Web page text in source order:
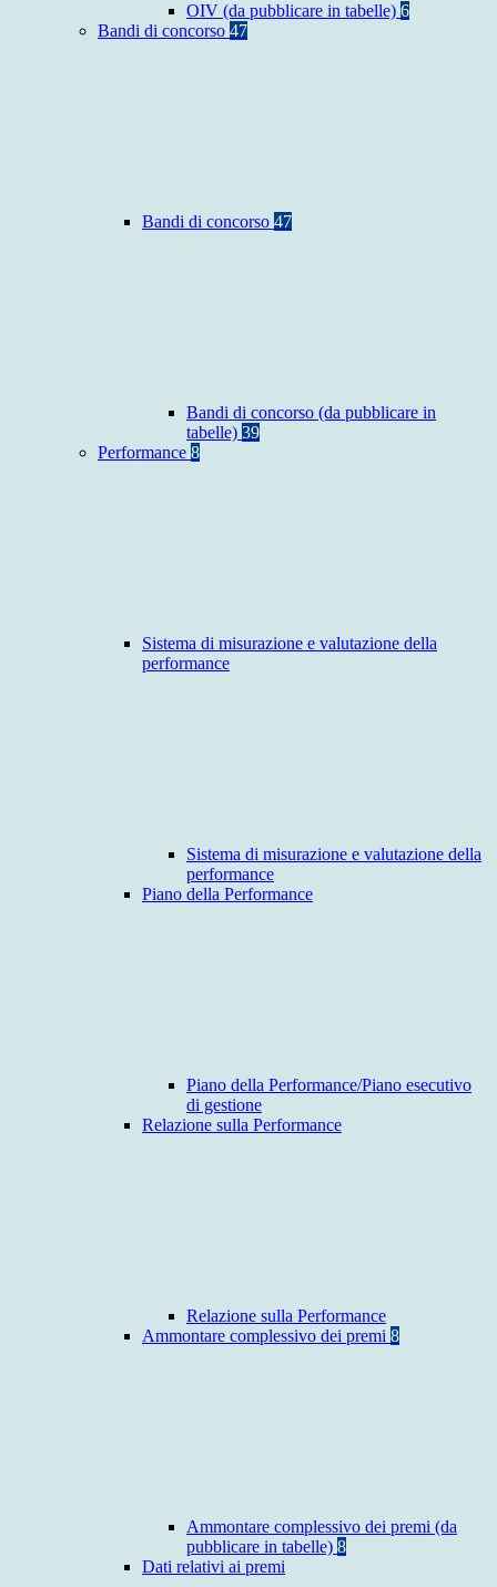
OIV (da pubblicare in tabelle) 6
Bandi di concorso 47
Bandi di concorso 47
Bandi di concorso (da pubblicare in
tabelle) 39
Performance 8
Sistema di misurazione e valutazione della
performance
Sistema di misurazione e valutazione della
performance
Piano della Performance
Piano della Performance/Piano esecutivo
di gestione
Relazione sulla Performance
Relazione sulla Performance
Ammontare complessivo dei premi 8
Ammontare complessivo dei premi (da
pubblicare in tabelle) 8
Dati relativi ai premi